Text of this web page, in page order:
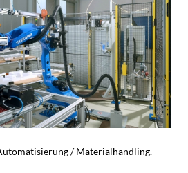
/ Materialhandling.